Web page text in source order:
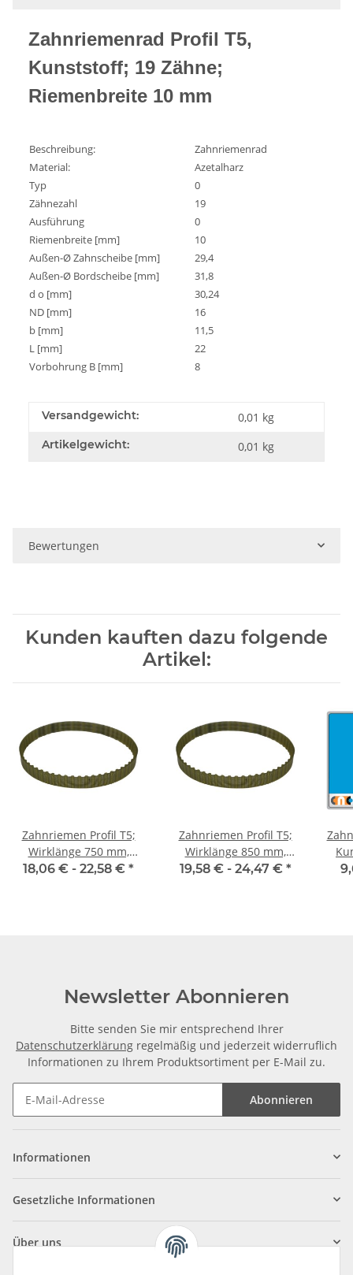
Zahnriemenrad Profil T5,
Kunststoff; 19 Zähne;
Riemenbreite 10 mm
Beschreibung:
Zahnriemenrad
Material:
Azetalharz
Typ
0
Zähnezahl
19
Ausführung
0
Riemenbreite [mm]
10
Außen-Ø Zahnscheibe [mm]
29,4
Außen-Ø Bordscheibe [mm]
31,8
d o [mm]
30,24
ND [mm]
16
b [mm]
11,5
L [mm]
22
Vorbohrung B [mm]
8
Versandgewicht: 0,01 kg
Artikelgewicht: 0,01 kg
Bewertungen
Kunden kauften dazu folgende
Artikel:
Zahnriemen Profil T5;
Wirklänge 750 mm,
Riemenbreite 10 mm
18,06 € - 22,58 € *
Zahnriemen Profil T5;
Wirklänge 850 mm,
Riemenbreite 10 mm
19,58 € - 24,47 € *
Newsletter Abonnieren
Bitte senden Sie mir entsprechend Ihrer
Datenschutzerklärung regelmäßig und jederzeit widerruflich
Informationen zu Ihrem Produktsortiment per E-Mail zu.
Abonnieren
Informationen
Gesetzliche Informationen
Über uns